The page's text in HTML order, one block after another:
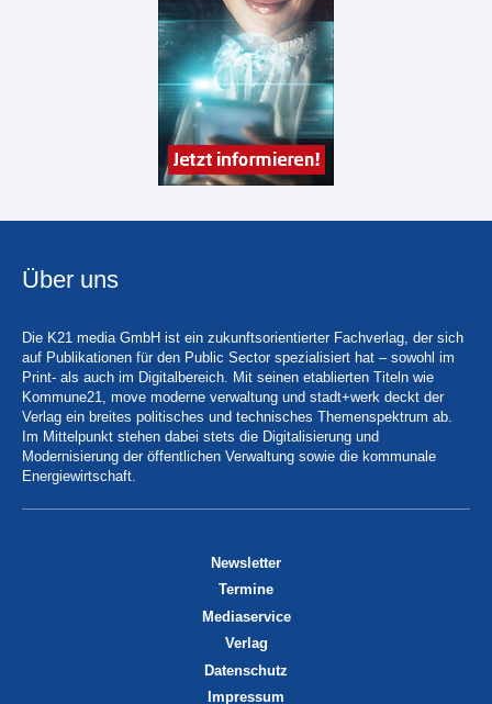
Über uns
Die K21 media GmbH ist ein zukunftsorientierter Fachverlag, der sich
auf Publikationen für den Public Sector spezialisiert hat – sowohl im
Print- als auch im Digitalbereich. Mit seinen etablierten Titeln wie
Kommune21, move moderne verwaltung und stadt+werk deckt der
Verlag ein breites politisches und technisches Themenspektrum ab.
Im Mittelpunkt stehen dabei stets die Digitalisierung und
Modernisierung der öffentlichen Verwaltung sowie die kommunale
Energiewirtschaft.
Newsletter
Termine
Mediaservice
Verlag
Datenschutz
Impressum